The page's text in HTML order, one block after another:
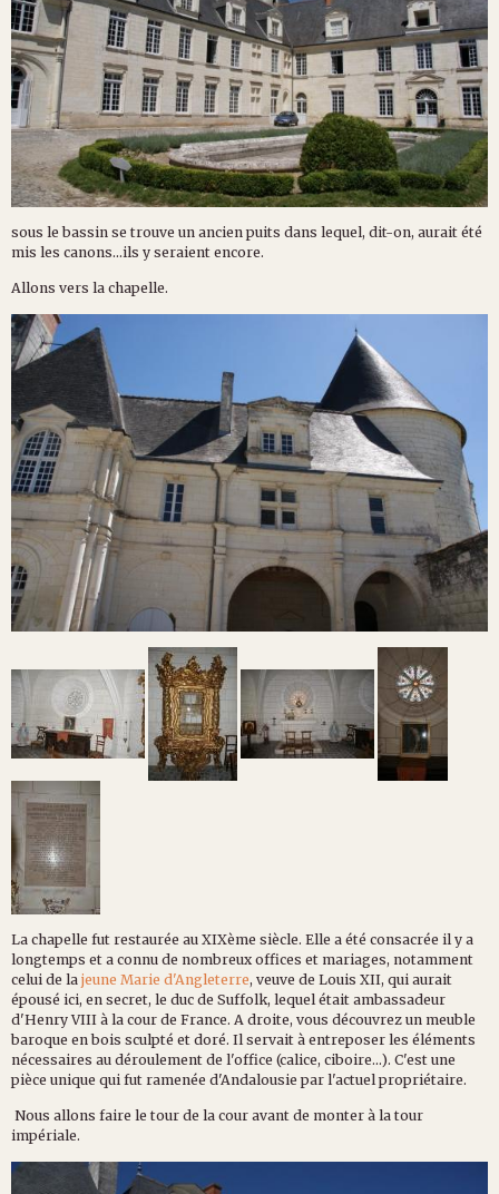
sous le bassin se trouve un ancien puits dans lequel, dit-on, aurait été
mis les canons...ils y seraient encore.
Allons vers la chapelle.
La chapelle fut restaurée au XIXème siècle. Elle a été consacrée il y a
longtemps et a connu de nombreux offices et mariages, notamment
celui de la jeune Marie d'Angleterre, veuve de Louis XII, qui aurait
épousé ici, en secret, le duc de Suffolk, lequel était ambassadeur
d'Henry VIII à la cour de France. A droite, vous découvrez un meuble
baroque en bois sculpté et doré. Il servait à entreposer les éléments
nécessaires au déroulement de l'office (calice, ciboire...). C'est une
pièce unique qui fut ramenée d'Andalousie par l'actuel propriétaire.
Nous allons faire le tour de la cour avant de monter à la tour
impériale.